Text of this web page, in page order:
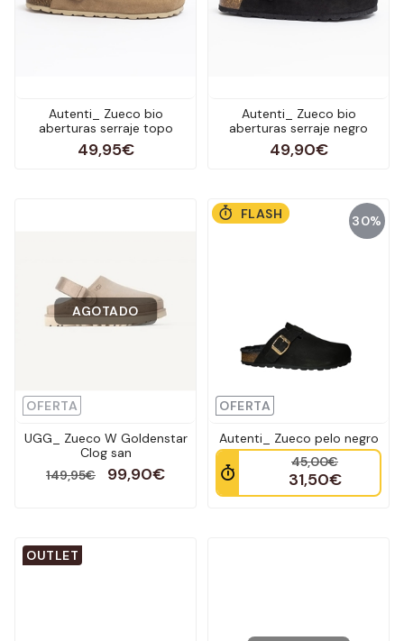
Autenti_ Zueco bio
aberturas serraje topo
49,95€
Autenti_ Zueco bio
aberturas serraje negro
49,90€
OFERTA
AGOTADO
UGG_ Zueco W Goldenstar
Clog san
149,95€
99,90€
30%
OFERTA
FLASH
Autenti_ Zueco pelo negro
45,00€
31,50€
OUTLET